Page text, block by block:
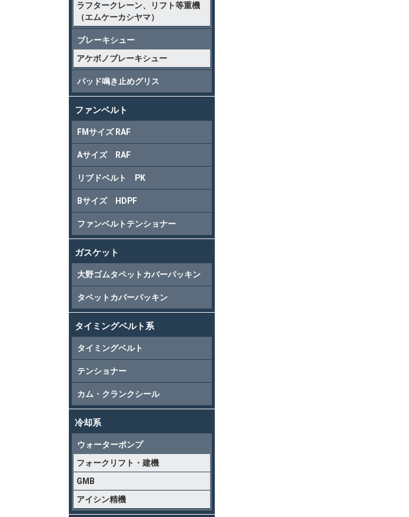
ラフタークレーン、リフト等重機
（エムケーカシヤマ）
ブレーキシュー
アケボノブレーキシュー
パッド鳴き止めグリス
ファンベルト
FMサイズ RAF
Aサイズ RAF
リブドベルト PK
Bサイズ HDPF
ファンベルトテンショナー
ガスケット
大野ゴムタペットカバーパッキン
タペットカバーパッキン
タイミングベルト系
タイミングベルト
テンショナー
カム・クランクシール
冷却系
ウォーターポンプ
フォークリフト・建機
GMB
アイシン精機